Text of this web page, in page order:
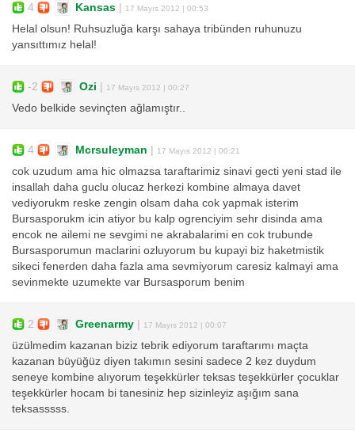
4 Kansas | 17 Mayıs 2012 | 00:53
Helal olsun! Ruhsuzluğa karşı sahaya tribünden ruhunuzu
yansıttımız helal!
-2 Ozi | 17 Mayıs 2012 | 00:27
Vedo belkide sevinçten ağlamıştır..
4 Mcrsuleyman | 17 Mayıs 2012 | 00:21
cok uzudum ama hic olmazsa taraftarimiz sinavi gecti yeni stad ile
insallah daha guclu olucaz herkezi kombine almaya davet
vediyorukm reske zengin olsam daha cok yapmak isterim
Bursasporukm icin atiyor bu kalp ogrenciyim sehr disinda ama
encok ne ailemi ne sevgimi ne akrabalarimi en cok trubunde
Bursasporumun maclarini ozluyorum bu kupayi biz haketmistik
sikeci fenerden daha fazla ama sevmiyorum caresiz kalmayi ama
sevinmekte uzumekte var Bursasporum benim
2 Greenarmy | 17 Mayıs 2012 | 00:07
üzülmedim kazanan biziz tebrik ediyorum taraftarımı maçta
kazanan büyüğüz diyen takımın sesini sadece 2 kez duydum
seneye kombine alıyorum teşekkürler teksas teşekkürler çocuklar
teşekkürler hocam bi tanesiniz hep sizinleyiz aşığım sana
teksasssss.